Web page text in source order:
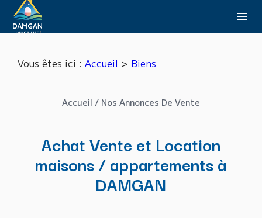
menu
Vous êtes ici : Accueil > Biens
Accueil / Nos Annonces De Vente
Achat Vente et Location
maisons / appartements à
DAMGAN
Panneau de gestion des cookies